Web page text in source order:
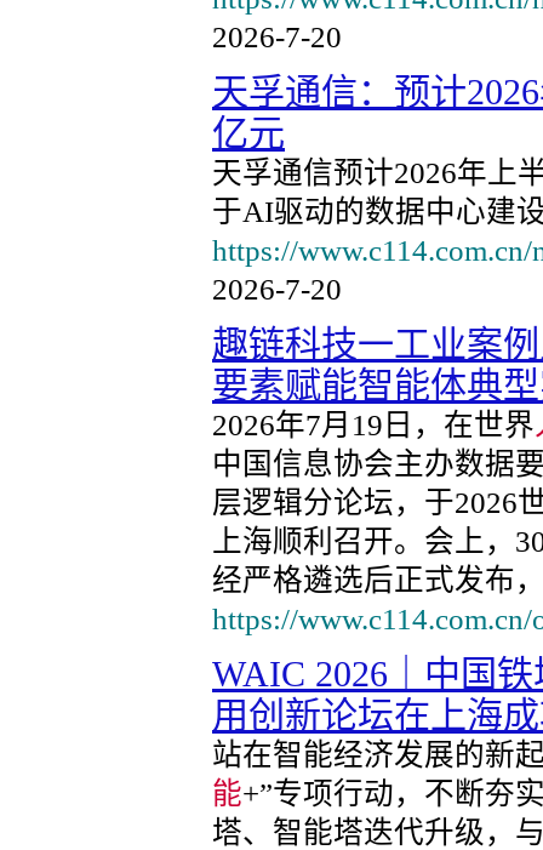
2026-7-20
天孚通信：预计
亿元
天孚通信预计2026年上
于AI驱动的数据中心建
https://
2026-7-20
趣链科技一工业案
要素赋能智能体典
2026年7月19日，在世界
中国信息协会主办数据
层逻辑分论坛，于2026
上海顺利召开。会上，
经严格遴选后正式发布
https://
WAIC 2026｜中国
用创新论坛在上海
站在智能经济发展的新
能+”专项行动，不断夯
塔、智能塔迭代升级，